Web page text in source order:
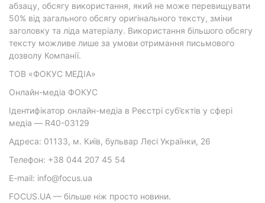
абзацу, обсягу використання, який не може перевищувати
50% від загального обсягу оригінального тексту, зміни
заголовку та ліда матеріалу. Використання більшого обсягу
тексту можливе лише за умови отримання письмового
дозволу Компанії.
ТОВ «ФОКУС МЕДІА»
Онлайн-медіа ФОКУС
Ідентифікатор онлайн-медіа в Реєстрі суб’єктів у сфері
медіа — R40-03129
Адреса: 01133, м. Київ, бульвар Лесі Українки, 26
Телефон: +38 044 207 45 54
E-mail: info@focus.ua
FOCUS.UA — більше ніж просто новини.